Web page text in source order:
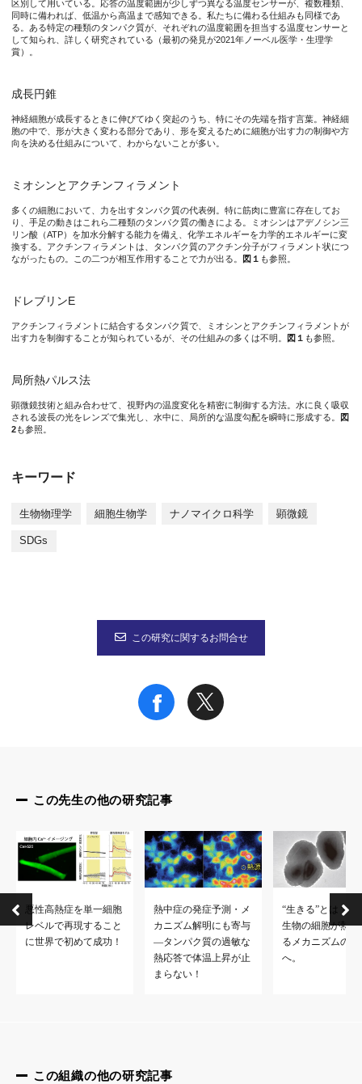
これまでに、ドレブリンEの濃度は、神経細胞の成熟に伴い減
研究の内容
顕微鏡で観察したところ、視野内の温度が室温の時は、これま
図2. (a)局所熱パルス法の模式図。(b)局所熱パルス法により形
図3. 精密な温度制御技術を用いた実験から、ドレブリンEは、
本研究成果が社会に与える影響(本研究成果の意義)
ドレブリンEの濃度変化による力の制御、という生理機能は、
本研究成果は、2021年11月9日（火）22時（日本時間）にアメ
https://doi.org/10.1021/acs.nanolett.1c02955
なお、本研究は、日本学術振興会科学研究費補助金、JSTさき
http://www.protein.osaka-u.ac.jp/achievements/
区別して用いている。応答の温度範囲が少しずつ異なる温度センサーが、複数種類、
同時に備われば、低温から高温まで感知できる。私たちに備わる仕組みも同様であ
る。ある特定の種類のタンパク質が、それぞれの温度範囲を担当する温度センサーと
して知られ、詳しく研究されている（最初の発見が2021年ノーベル医学・生理学
賞）。
成長円錐
神経細胞が成長するときに伸びてゆく突起のうち、特にその先端を指す言葉。神経細
胞の中で、形が大きく変わる部分であり、形を変えるために細胞が出す力の制御や方
向を決める仕組みについて、わからないことが多い。
ミオシンとアクチンフィラメント
多くの細胞において、力を出すタンパク質の代表例。特に筋肉に豊富に存在してお
り、手足の動きはこれら二種類のタンパク質の働きによる。ミオシンはアデノシン三
リン酸（ATP）を加水分解する能力を備え、化学エネルギーを力学的エネルギーに変
換する。アクチンフィラメントは、タンパク質のアクチン分子がフィラメント状につ
ながったもの。この二つが相互作用することで力が出る。
図１ も参照。
ドレブリンE
アクチンフィラメントに結合するタンパク質で、ミオシンとアクチンフィラメントが
出す力を制御することが知られているが、その仕組みの多くは不明。
図１ も参照。
局所熱パルス法
顕微鏡技術と組み合わせて、視野内の温度変化を精密に制御する方法。水に良く吸収
される波長の光をレンズで集光し、水中に、局所的な温度勾配を瞬時に形成する。
図
2も参照。
キーワード
生物物理学 細胞生物学 ナノマイクロ科学 顕微鏡
SDGs
この研究に関するお問合せ
この先生の他の研究記事
悪性高熱症を単一細胞
レベルで再現すること
に世界で初めて成功！
熱中症の発症予測・メ
カニズム解明にも寄与
―タンパク質の過敏な
熱応答で体温上昇が止
まらない！
“生きる”とは？私
生物の細胞が熱を
るメカニズムの解
へ。
この組織の他の研究記事